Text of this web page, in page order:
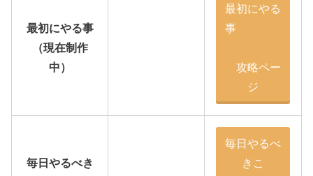
最初にやる事
（現在制作
中）
最初にやる
事
攻略ペー
ジ
毎日やるべき
毎日やるべ
きこ